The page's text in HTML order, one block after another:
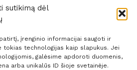
sutikimą dėl
įrenginio informacijai saugoti ir
tokias technologijas kaip slapukus. Jei
galėsime apdoroti duomenis,
arba unikalūs ID šioje svetainėje.
medikių likimo ryšys